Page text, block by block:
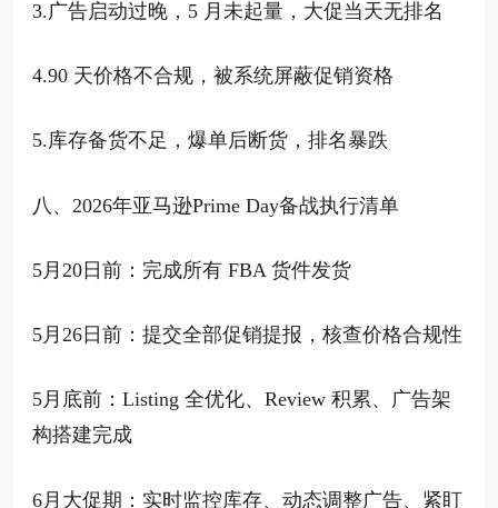
3.广告启动过晚，5 月未起量，大促当天无排名
4.90 天价格不合规，被系统屏蔽促销资格
5.库存备货不足，爆单后断货，排名暴跌
八、2026年亚马逊Prime Day备战执行清单
5月20日前：完成所有 FBA 货件发货
5月26日前：提交全部促销提报，核查价格合规性
5月底前：Listing 全优化、Review 积累、广告架
构搭建完成
6月大促期：实时监控库存、动态调整广告、紧盯